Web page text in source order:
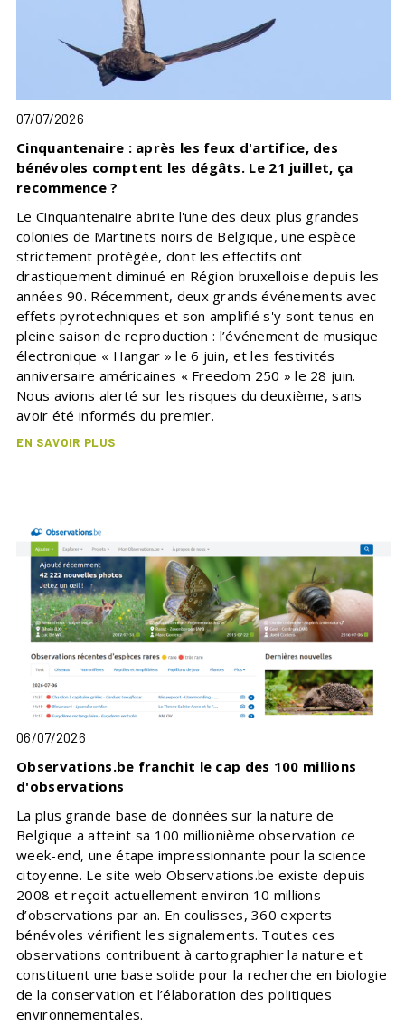
07/07/2026
Cinquantenaire : après les feux d'artifice, des
bénévoles comptent les dégâts. Le 21 juillet, ça
recommence ?
Le Cinquantenaire abrite l'une des deux plus grandes
colonies de Martinets noirs de Belgique, une espèce
strictement protégée, dont les effectifs ont
drastiquement diminué en Région bruxelloise depuis les
années 90. Récemment, deux grands événements avec
effets pyrotechniques et son amplifié s'y sont tenus en
pleine saison de reproduction : l’événement de musique
électronique « Hangar » le 6 juin, et les festivités
anniversaire américaines « Freedom 250 » le 28 juin.
Nous avions alerté sur les risques du deuxième, sans
avoir été informés du premier.
EN SAVOIR PLUS
06/07/2026
Observations.be franchit le cap des 100 millions
d'observations
La plus grande base de données sur la nature de
Belgique a atteint sa 100 millionième observation ce
week-end, une étape impressionnante pour la science
citoyenne. Le site web Observations.be existe depuis
2008 et reçoit actuellement environ 10 millions
d’observations par an. En coulisses, 360 experts
bénévoles vérifient les signalements. Toutes ces
observations contribuent à cartographier la nature et
constituent une base solide pour la recherche en biologie
de la conservation et l’élaboration des politiques
environnementales.